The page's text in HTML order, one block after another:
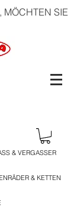
MÖCHTEN SIE
& VERGASSER
& KETTEN